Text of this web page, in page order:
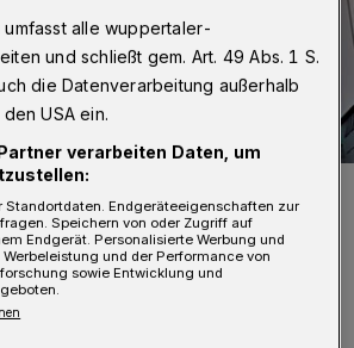
jak
umfasst alle wuppertaler-
und schließt gem. Art. 49 Abs. 1 S.
die Datenverarbeitung außerhalb
USA ein.
verarbeiten Daten, um
Standortdaten. Endgeräteeigenschaften zur
Speichern von oder Zugriff auf
Endgerät. Personalisierte Werbung und
und der Performance von
sowie Entwicklung und